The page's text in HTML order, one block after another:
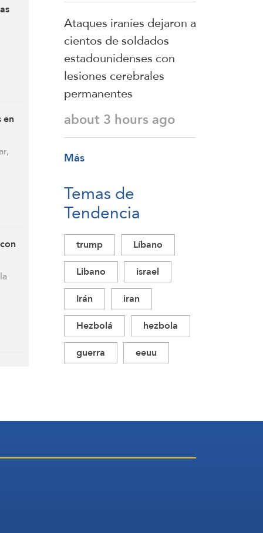
Ataques iraníes dejaron a
cientos de soldados
estadounidenses con
lesiones cerebrales
permanentes
about 3 hours ago
Más
Temas de
Tendencia
trump
Líbano
Libano
israel
Irán
iran
Hezbolá
hezbola
guerra
eeuu